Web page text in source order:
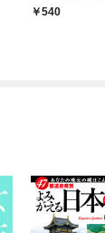
い！ 最強の習慣
540